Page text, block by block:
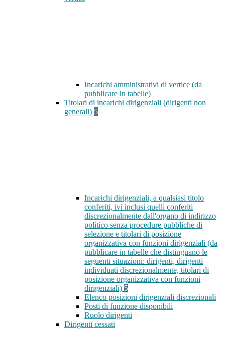
Incarichi amministrativi di vertice (da
pubblicare in tabelle)
Titolari di incarichi dirigenziali (dirigenti non
generali) 5
Incarichi dirigenziali, a qualsiasi titolo
conferiti, ivi inclusi quelli conferiti
discrezionalmente dall'organo di indirizzo
politico senza procedure pubbliche di
selezione e titolari di posizione
organizzativa con funzioni dirigenziali (da
pubblicare in tabelle che distinguano le
seguenti situazioni: dirigenti, dirigenti
individuati discrezionalmente, titolari di
posizione organizzativa con funzioni
dirigenziali) 5
Elenco posizioni dirigenziali discrezionali
Posti di funzione disponibili
Ruolo dirigenti
Dirigenti cessati